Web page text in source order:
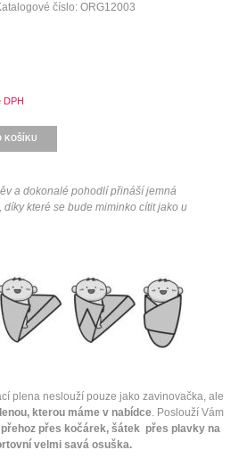
číslo: ORG12003
KOŠÍKU
a dokonalé pohodlí přináší jemná
které se bude miminko cítit jako u
plena neslouží pouze jako zavinovačka, ale
kterou máme v nabídce. Poslouží Vám
přes kočárek, šátek přes plavky na
velmi savá osuška.